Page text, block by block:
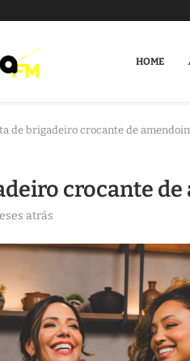
HOME
de brigadeiro crocante de
crocante
atrás